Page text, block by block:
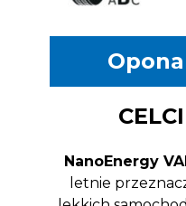
NanoEnergy
letnie